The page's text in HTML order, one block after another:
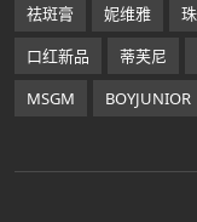
祛斑膏
妮维雅
口红新品
蒂芙尼
MSGM
BOYJUNIOR